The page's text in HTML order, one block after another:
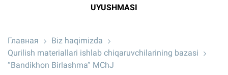
UYUSHMASI
Главная
Biz haqimizda
Qurilish materiallari ishlab chiqaruvchilarining bazasi
“Bandikhon Birlashma” MChJ